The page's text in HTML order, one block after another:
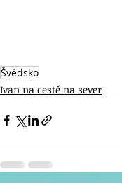
Švédsko
Ivan na cestě na sever